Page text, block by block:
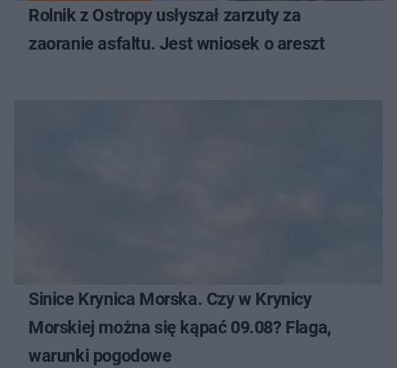
Rolnik z Ostropy usłyszał zarzuty za
zaoranie asfaltu. Jest wniosek o areszt
Sinice Krynica Morska. Czy w Krynicy
Morskiej można się kąpać 09.08? Flaga,
warunki pogodowe